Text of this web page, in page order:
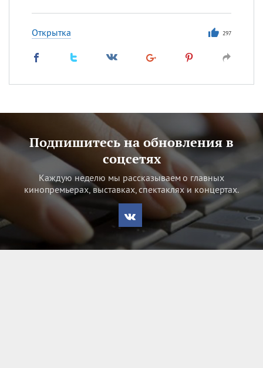
Открытка 297
Подпишитесь на обновления в
соцсетях
Каждую неделю мы рассказываем о главных
кинопремьерах, выставках, спектаклях и концертах.